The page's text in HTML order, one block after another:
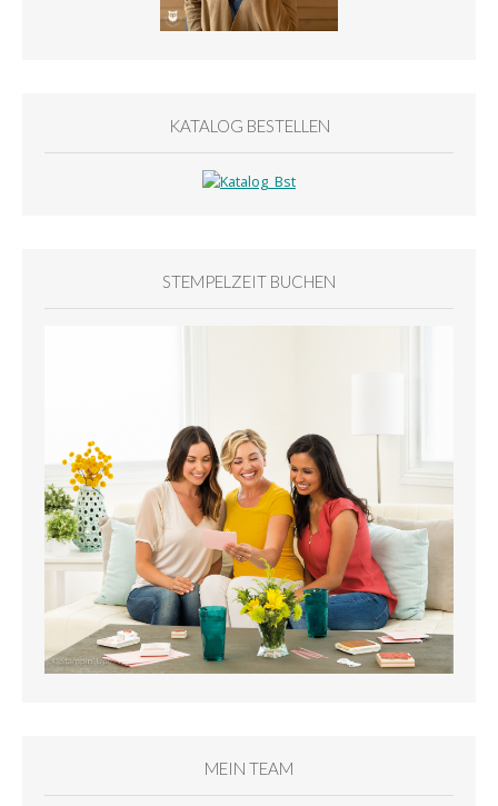
KATALOG BESTELLEN
STEMPELZEIT BUCHEN
MEIN TEAM